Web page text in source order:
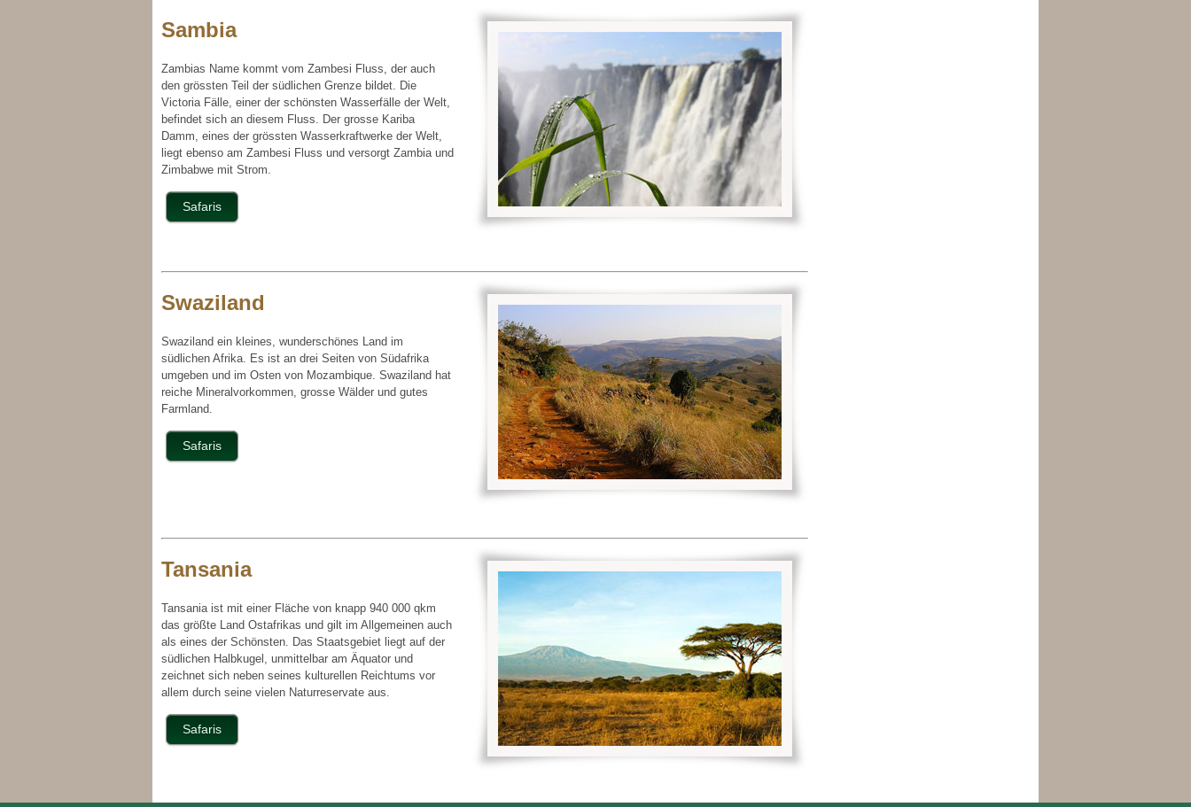
Sambia
Zambias Name kommt vom Zambesi Fluss, der auch
den grössten Teil der südlichen Grenze bildet. Die
Victoria Fälle, einer der schönsten Wasserfälle der Welt,
befindet sich an diesem Fluss. Der grosse Kariba
Damm, eines der grössten Wasserkraftwerke der Welt,
liegt ebenso am Zambesi Fluss und versorgt Zambia und
Zimbabwe mit Strom.
Safaris
Swaziland
Swaziland ein kleines, wunderschönes Land im
südlichen Afrika. Es ist an drei Seiten von Südafrika
umgeben und im Osten von Mozambique. Swaziland hat
reiche Mineralvorkommen, grosse Wälder und gutes
Farmland.
Safaris
Tansania
Tansania ist mit einer Fläche von knapp 940 000 qkm
das größte Land Ostafrikas und gilt im Allgemeinen auch
als eines der Schönsten. Das Staatsgebiet liegt auf der
südlichen Halbkugel, unmittelbar am Äquator und
zeichnet sich neben seines kulturellen Reichtums vor
allem durch seine vielen Naturreservate aus.
Safaris